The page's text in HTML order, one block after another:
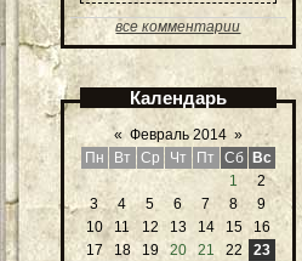
все комментарии
Календарь
« Февраль 2014 »
Пн
Вт Ср Чт Пт Сб
Вс
1
2
3
4 5 6 7 8
9
10
11 12 13 14 15
16
17
18 19 20 21 22
23